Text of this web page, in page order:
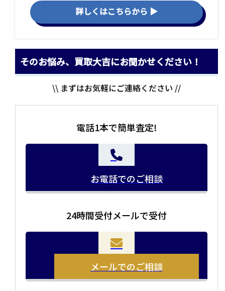
詳しくはこちらから ▶
お品物をつめて送るだけで査定が可能です。時間が無い
方や、荷物が多い方へオススメです。
当店の査定員がご自宅に伺いその場で査定を致します。
まとめて売りたい！価値がわからなく売れるかわからな
そのお悩み、買取大吉にお聞かせください！
\\ まずはお気軽にご連絡ください //
電話1本で簡単査定!
お電話でのご相談
24時間受付メールで受付
メールでのご相談